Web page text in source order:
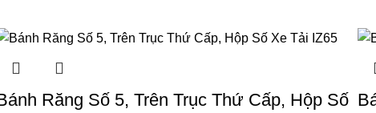
Răng Số 5, Trên Trục Thứ Cấp, Hộp Số